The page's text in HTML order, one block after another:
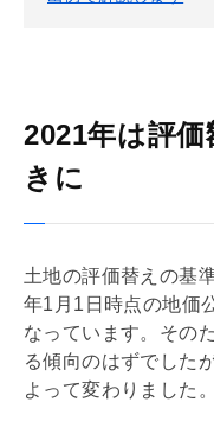
2021年は評
きに
土地の評価替えの基
年1月1日時点の地価
なっています。その
る傾向のはずでした
よって変わりました。